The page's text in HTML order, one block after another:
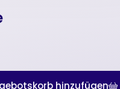
hinzufügen